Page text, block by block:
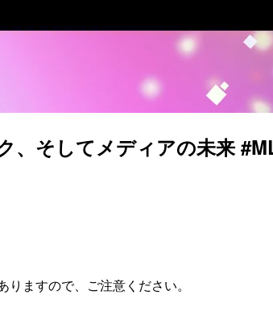
、そしてメディアの未来
ますので、ご注意ください。